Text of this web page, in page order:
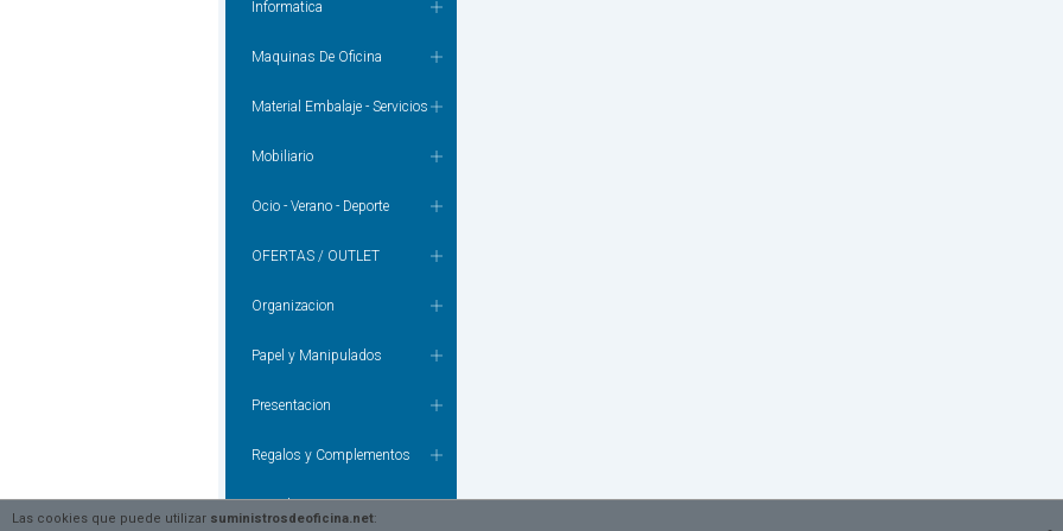
Las cookies que puede utilizar suministrosdeoficina.net:
Informatica
Maquinas De Oficina
Material Embalaje - Servicios
Mobiliario
Ocio - Verano - Deporte
OFERTAS / OUTLET
Organizacion
Papel y Manipulados
Presentacion
Regalos y Complementos
Tecnologia